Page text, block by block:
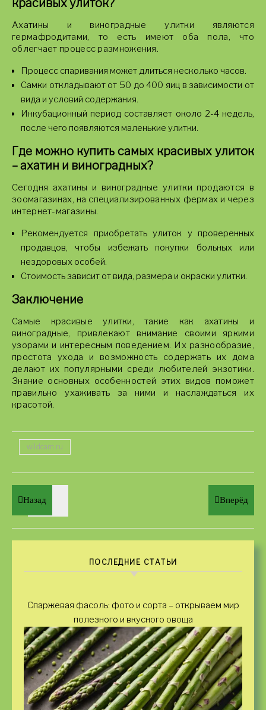
красивых улиток?
Ахатины и виноградные улитки являются
гермафродитами, то есть имеют оба пола, что
облегчает процесс размножения.
Процесс спаривания может длиться несколько часов.
Самки откладывают от 50 до 400 яиц в зависимости от
вида и условий содержания.
Инкубационный период составляет около 2-4 недель,
после чего появляются маленькие улитки.
Где можно купить самых красивых улиток
– ахатин и виноградных?
Сегодня ахатины и виноградные улитки продаются в
зоомагазинах, на специализированных фермах и через
интернет-магазины.
Рекомендуется приобретать улиток у проверенных
продавцов, чтобы избежать покупки больных или
нездоровых особей.
Стоимость зависит от вида, размера и окраски улитки.
Заключение
Самые красивые улитки, такие как ахатины и
виноградные, привлекают внимание своими яркими
узорами и интересным поведением. Их разнообразие,
простота ухода и возможность содержать их дома
делают их популярными среди любителей экзотики.
Знание основных особенностей этих видов поможет
правильно ухаживать за ними и наслаждаться их
красотой.
wildcam.ru
Назад Вперёд
ПОСЛЕДНИЕ СТАТЬИ
Спаржевая фасоль: фото и сорта – открываем мир
полезного и вкусного овоща